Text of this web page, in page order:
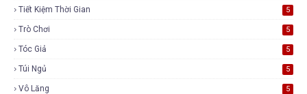
Tiết Kiệm Thời Gian 5
Trò Chơi 5
Tóc Giả 5
Túi Ngủ 5
Vô Lăng 5